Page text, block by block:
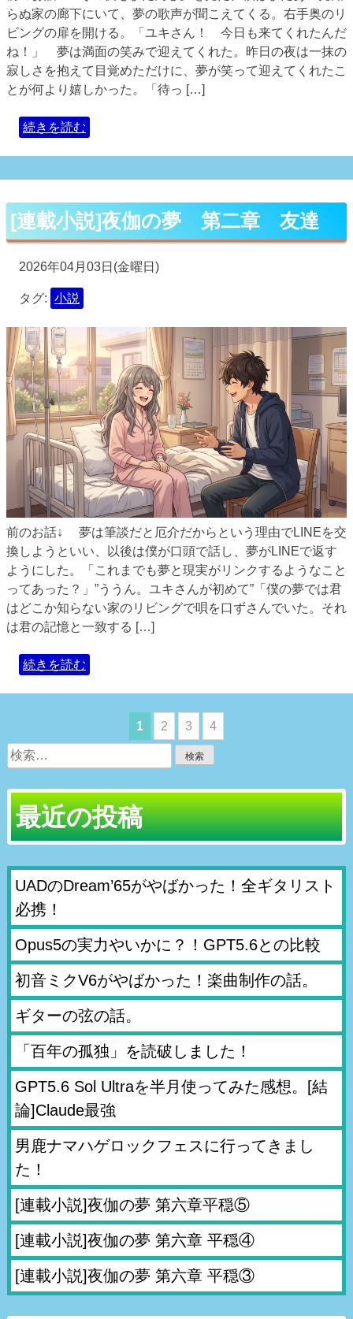
らぬ家の廊下にいて、夢の歌声が聞こえてくる。右手奥のリ
ビングの扉を開ける。「ユキさん！ 今日も来てくれたんだ
ね！」 夢は満面の笑みで迎えてくれた。昨日の夜は一抹の
寂しさを抱えて目覚めただけに、夢が笑って迎えてくれたこ
とが何より嬉しかった。「待っ […]
続きを読む
[連載小説]夜伽の夢 第二章 友達
2026年04月03日(金曜日)
タグ: 小説
前のお話↓ 夢は筆談だと厄介だからという理由でLINEを交
換しようといい、以後は僕が口頭で話し、夢がLINEで返す
ようにした。「これまでも夢と現実がリンクするようなこと
ってあった？」”ううん。ユキさんが初めて”「僕の夢では君
はどこか知らない家のリビングで唄を口ずさんでいた。それ
は君の記憶と一致する […]
続きを読む
1 2 3
4
検
索:
最近の投稿
UADのDream’65がやばかった！全ギタリスト
必携！
Opus5の実力やいかに？！GPT5.6との比較
初音ミクV6がやばかった！楽曲制作の話。
ギターの弦の話。
「百年の孤独」を読破しました！
GPT5.6 Sol Ultraを半月使ってみた感想。[結
論]Claude最強
男鹿ナマハゲロックフェスに行ってきまし
た！
[連載小説]夜伽の夢 第六章平穏⑤
[連載小説]夜伽の夢 第六章 平穏④
[連載小説]夜伽の夢 第六章 平穏③